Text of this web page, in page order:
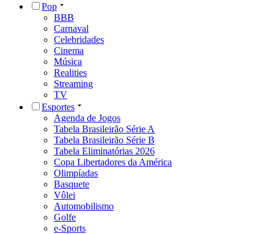
Pop
BBB
Carnaval
Celebridades
Cinema
Música
Realities
Streaming
TV
Esportes
Agenda de Jogos
Tabela Brasileirão Série A
Tabela Brasileirão Série B
Tabela Eliminatórias 2026
Copa Libertadores da América
Olimpíadas
Basquete
Vôlei
Automobilismo
Golfe
e-Sports